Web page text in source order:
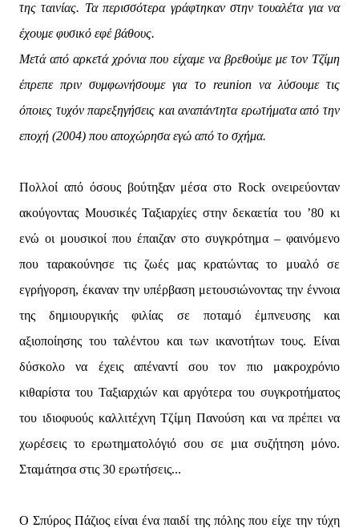
της ταινίας. Τα περισσότερα γράφτηκαν στην τουαλέτα για να
έχουμε φυσικό εφέ βάθους.
Μετά από αρκετά χρόνια που είχαμε να βρεθούμε με τον Τζίμη
έπρεπε πριν συμφωνήσουμε για το reunion να λύσουμε τις
όποιες τυχόν παρεξηγήσεις και αναπάντητα ερωτήματα από την
εποχή (2004) που αποχώρησα εγώ από το σχήμα.
Πολλοί από όσους βούτηξαν μέσα στο Rock ονειρεύονταν
ακούγοντας Μουσικές Ταξιαρχίες στην δεκαετία του ’80 κι
ενώ οι μουσικοί που έπαιζαν στο συγκρότημα – φαινόμενο
που ταρακούνησε τις ζωές μας κρατώντας το μυαλό σε
εγρήγορση, έκαναν την υπέρβαση μετουσιώνοντας την έννοια
της δημιουργικής φιλίας σε ποταμό έμπνευσης και
αξιοποίησης του ταλέντου και των ικανοτήτων τους. Είναι
δύσκολο να έχεις απέναντί σου τον πιο μακροχρόνιο
κιθαρίστα του Ταξιαρχιών και αργότερα του συγκροτήματος
του ιδιοφυούς καλλιτέχνη Τζίμη Πανούση και να πρέπει να
χωρέσεις το ερωτηματολόγιό σου σε μια συζήτηση μόνο.
Σταμάτησα στις 30 ερωτήσεις...
Ο Σπύρος Πάζιος είναι ένα παιδί της πόλης που είχε την τύχη